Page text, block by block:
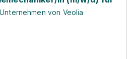
von Veolia